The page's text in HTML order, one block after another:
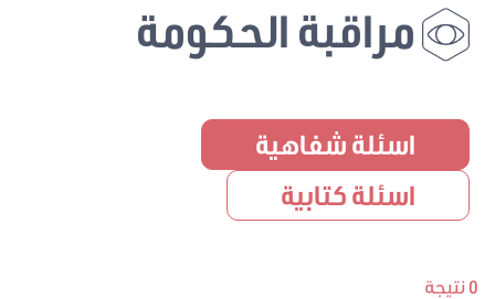
مراقبة الحكومة
اسئلة شفاهية
اسئلة كتابية
0 نتيجة